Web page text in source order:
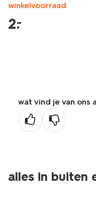
winkelvoorraad
2.
–
wat vind je van ons
alles in buiten